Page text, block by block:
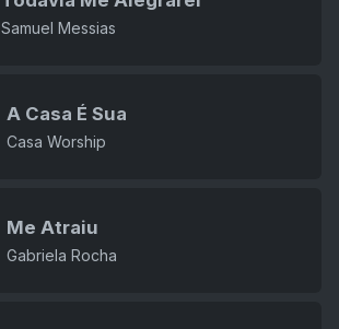
Samuel Messias
A Casa É Sua
Casa Worship
Me Atraiu
Gabriela Rocha